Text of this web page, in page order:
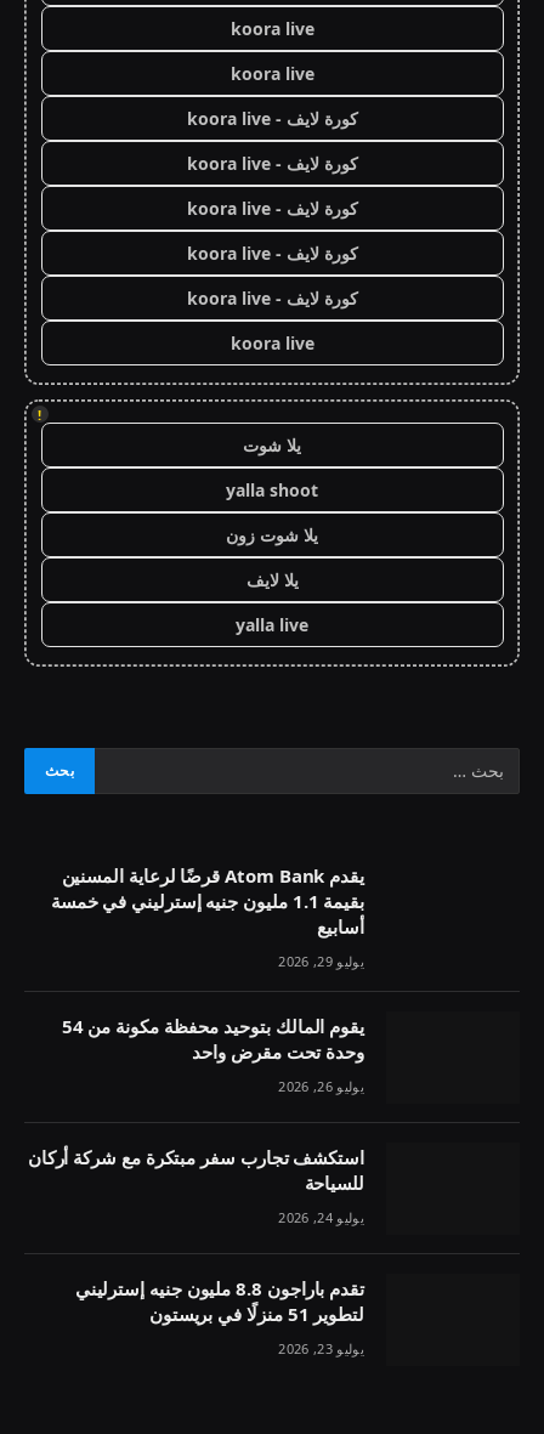
koora live
koora live
كورة لايف - koora live
كورة لايف - koora live
كورة لايف - koora live
كورة لايف - koora live
كورة لايف - koora live
koora live
!
يلا شوت
yalla shoot
يلا شوت زون
يلا لايف
yalla live
يقدم Atom Bank قرضًا لرعاية المسنين
بقيمة 1.1 مليون جنيه إسترليني في خمسة
أسابيع
يوليو 29, 2026
يقوم المالك بتوحيد محفظة مكونة من 54
وحدة تحت مقرض واحد
يوليو 26, 2026
استكشف تجارب سفر مبتكرة مع شركة أركان
للسياحة
يوليو 24, 2026
تقدم باراجون 8.8 مليون جنيه إسترليني
لتطوير 51 منزلًا في بريستون
يوليو 23, 2026